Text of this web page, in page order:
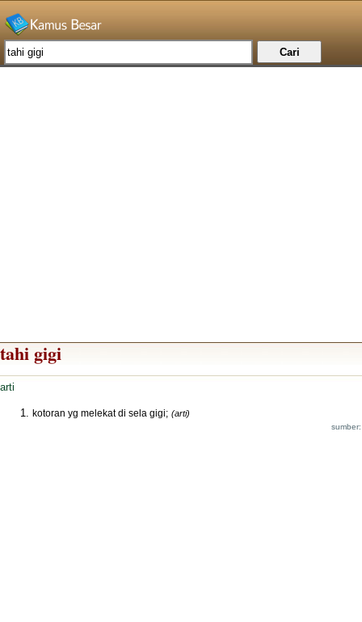
tahi gigi
arti
kotoran yg melekat di sela gigi; (arti)